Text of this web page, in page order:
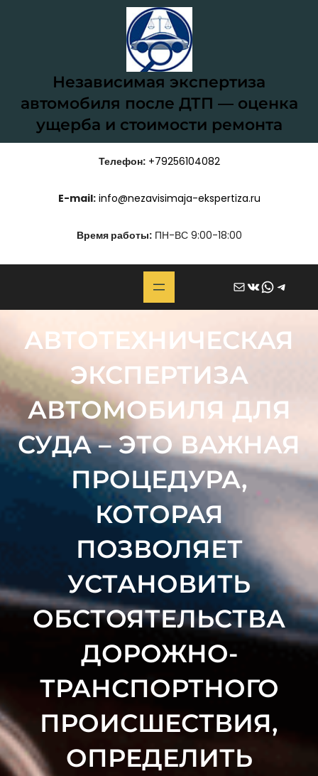
Независимая экспертиза
автомобиля после ДТП — оценка
ущерба и стоимости ремонта
Телефон: +79256104082
E-mail: info@nezavisimaja-ekspertiza.ru
Время работы:ПН-ВС 9:00-18:00
Почта ВКонтакте WhatsApp Telegram
АВТОТЕХНИЧЕСКАЯ
ЭКСПЕРТИЗА
АВТОМОБИЛЯ ДЛЯ
СУДА – ЭТО ВАЖНАЯ
ПРОЦЕДУРА,
КОТОРАЯ
ПОЗВОЛЯЕТ
УСТАНОВИТЬ
ОБСТОЯТЕЛЬСТВА
ДОРОЖНО-
ТРАНСПОРТНОГО
ПРОИСШЕСТВИЯ,
ОПРЕДЕЛИТЬ